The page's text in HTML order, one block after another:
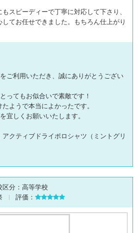
スピーディーで丁寧に対応して下さり、
てお任せできました。もちろん仕上がり
ご利用いただき、誠にありがとうござい
ってもお似合いで素敵です！
ようで本当によかったです。
宜しくお願いいたします。
クティブドライポロシャツ（ミントグリ
区分： 高等学校
評価：